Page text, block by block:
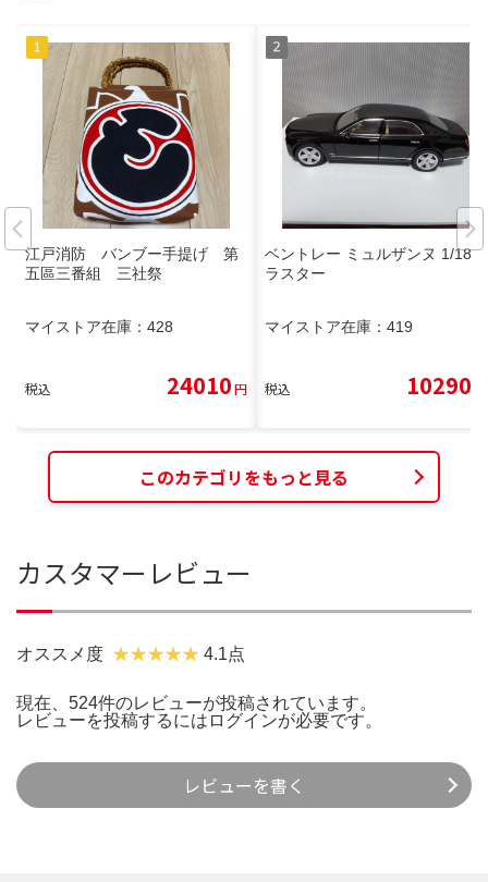
江戸消防 バンブー手提げ 第
五區三番組 三社祭
マイストア在庫： 428
税込 24010円
ベントレー ミュルザンヌ 1/18
ラスター
マイストア在庫： 419
税込 10290
このカテゴリをもっと見る
カスタマーレビュー
オススメ度 4.1点
現在、524件のレビューが投稿されています。
レビューを投稿するには ログインが必要です。
レビューを書く